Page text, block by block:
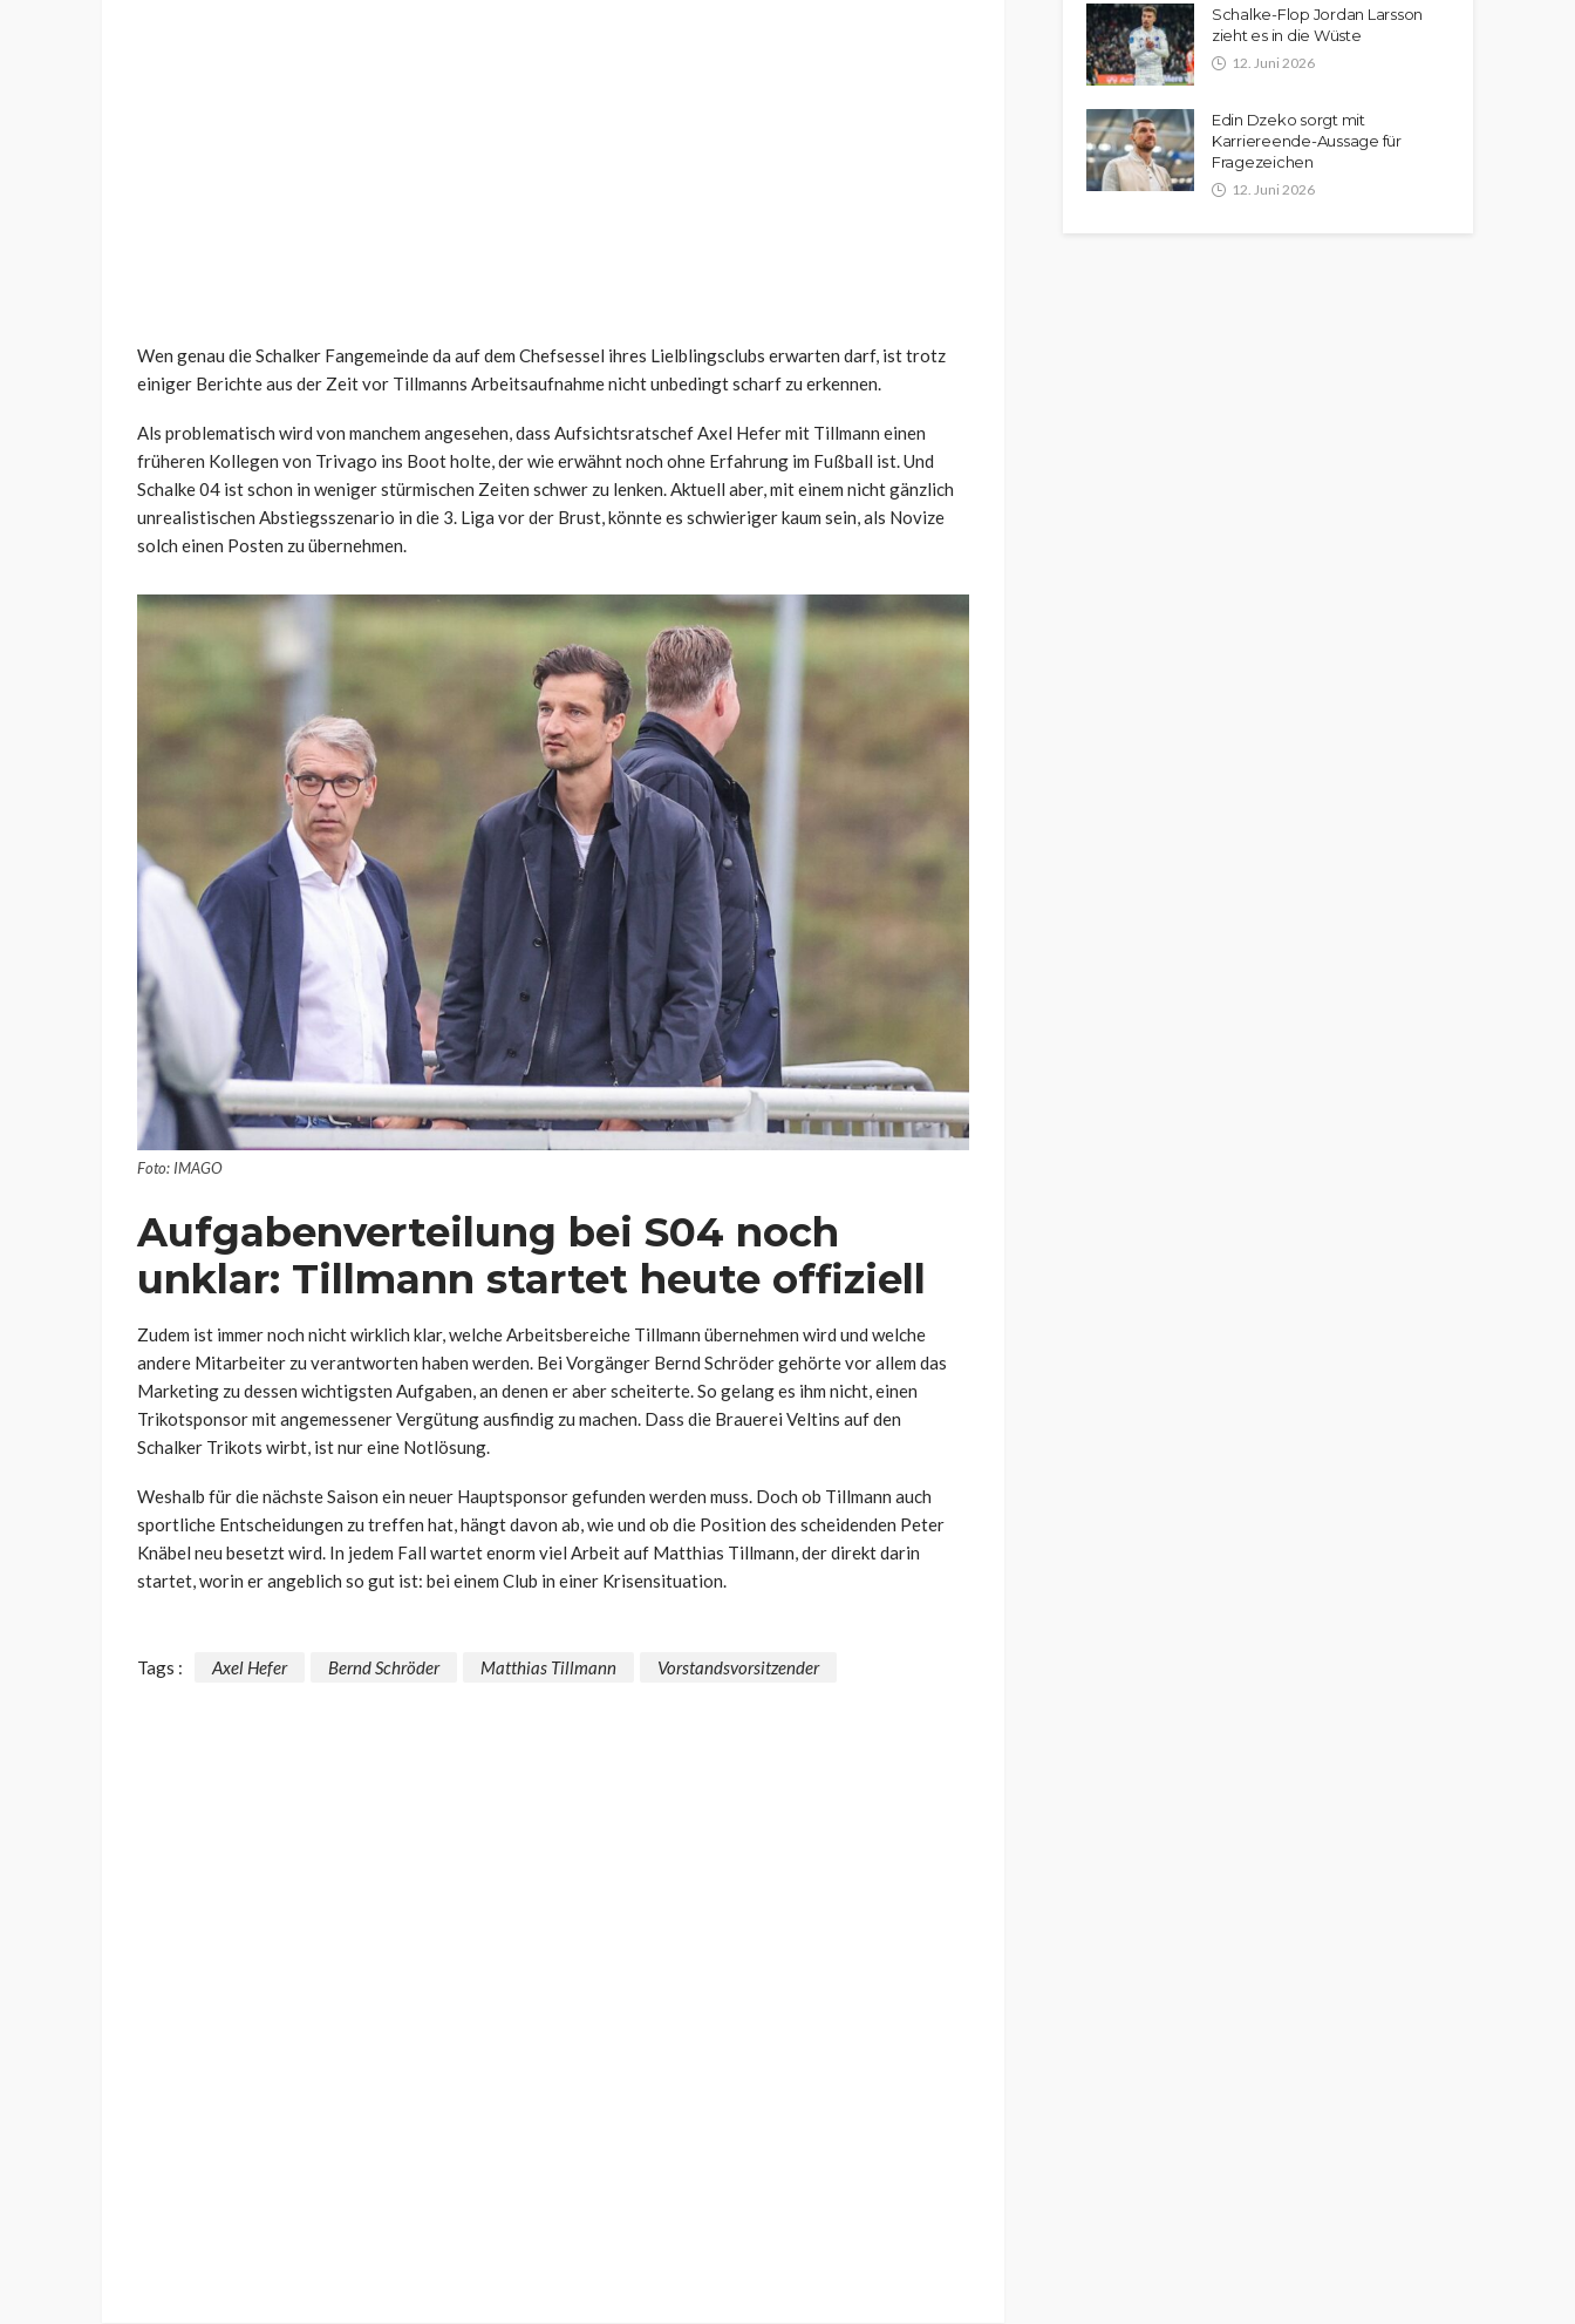
Wen genau die Schalker Fangemeinde da auf dem Chefsessel ihres Lielblingsclubs erwarten darf, ist trotz
einiger Berichte aus der Zeit vor Tillmanns Arbeitsaufnahme nicht unbedingt scharf zu erkennen.
Als problematisch wird von manchem angesehen, dass Aufsichtsratschef Axel Hefer mit Tillmann einen
früheren Kollegen von Trivago ins Boot holte, der wie erwähnt noch ohne Erfahrung im Fußball ist. Und
Schalke 04 ist schon in weniger stürmischen Zeiten schwer zu lenken. Aktuell aber, mit einem nicht gänzlich
unrealistischen Abstiegsszenario in die 3. Liga vor der Brust, könnte es schwieriger kaum sein, als Novize
solch einen Posten zu übernehmen.
Foto: IMAGO
Aufgabenverteilung bei S04 noch
unklar: Tillmann startet heute offiziell
Zudem ist immer noch nicht wirklich klar, welche Arbeitsbereiche Tillmann übernehmen wird und welche
andere Mitarbeiter zu verantworten haben werden. Bei Vorgänger Bernd Schröder gehörte vor allem das
Marketing zu dessen wichtigsten Aufgaben, an denen er aber scheiterte. So gelang es ihm nicht, einen
Trikotsponsor mit angemessener Vergütung ausfindig zu machen. Dass die Brauerei Veltins auf den
Schalker Trikots wirbt, ist nur eine Notlösung.
Weshalb für die nächste Saison ein neuer Hauptsponsor gefunden werden muss. Doch ob Tillmann auch
sportliche Entscheidungen zu treffen hat, hängt davon ab, wie und ob die Position des scheidenden Peter
Knäbel neu besetzt wird. In jedem Fall wartet enorm viel Arbeit auf Matthias Tillmann, der direkt darin
startet, worin er angeblich so gut ist: bei einem Club in einer Krisensituation.
Tags : Axel Hefer Bernd Schröder Matthias Tillmann Vorstandsvorsitzender
Schalke-Flop Jordan Larsson
zieht es in die Wüste
12. Juni 2026
Edin Dzeko sorgt mit
Karriereende-Aussage für
Fragezeichen
12. Juni 2026